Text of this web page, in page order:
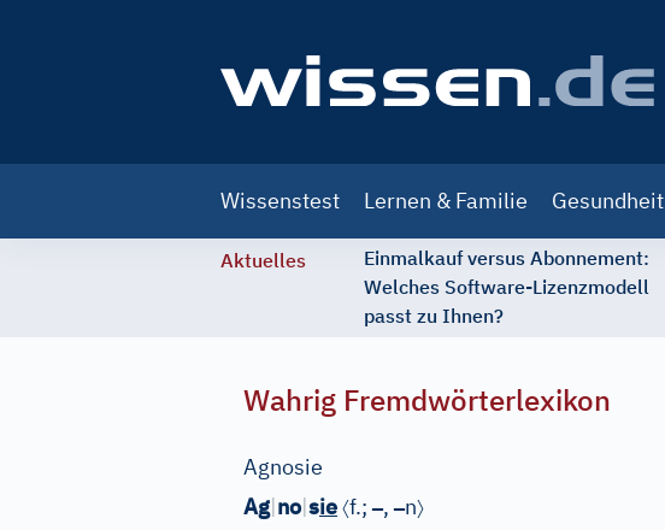
navigation
Wissenstest Lernen & Familie Gesundheit
Aktuelles
Einmalkauf versus Abonnement:
Welches Software-Lizenzmodell
passt zu Ihnen?
Wahrig Fremdwörterlexikon
Agnosie
Ag|no|sie〈f.;–,–n〉